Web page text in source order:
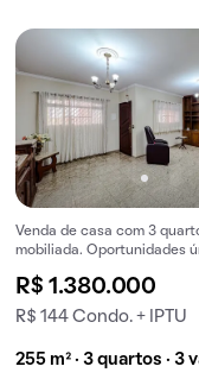
Venda de casa com 3
mobiliada. Oportunidades
R$ 1.380.000
R$ 144 Condo. + IPTU
255 m² · 3 quartos · 3